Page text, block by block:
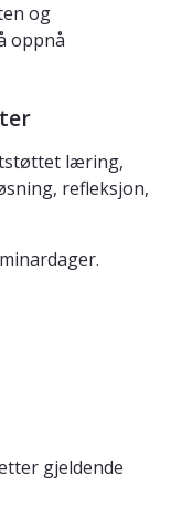
og
oppnå
læring,
refleksjon,
gjeldende